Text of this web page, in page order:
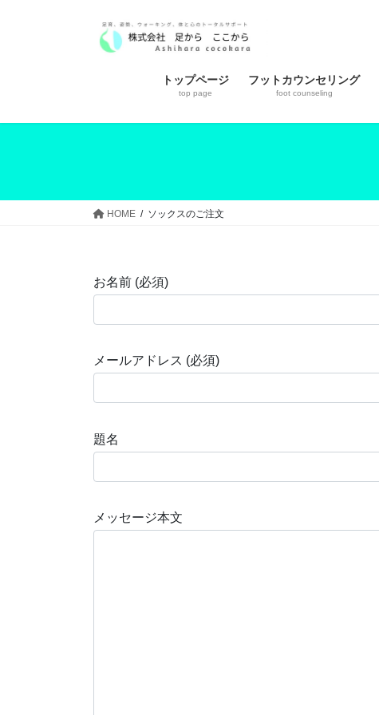
ス
ン
トップページ
top page
フットカウンセリング
foot counseling
HOME ソックスのご注文
お名前 (必須)
メールアドレス (必須)
題名
メッセージ本文